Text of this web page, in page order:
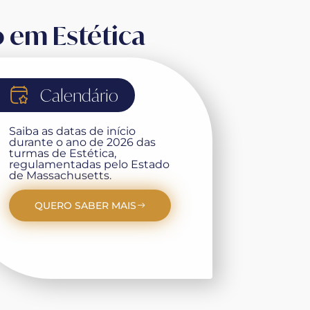
Calendário
Saiba as datas de início
durante o ano de 2026 das
turmas de Estética,
regulamentadas pelo Estado
de Massachusetts.
QUERO SABER MAIS
em Estética